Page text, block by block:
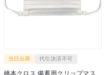
当日出荷 代引決済不可
橋本クロス 備蓄用クリップマス